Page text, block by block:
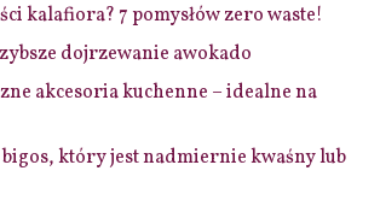
kalafiora? 7 pomysłów zero waste!
dojrzewanie awokado
akcesoria kuchenne – idealne na
bigos, który jest nadmiernie kwaśny lub